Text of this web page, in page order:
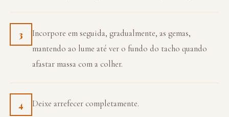
3
Incorpore em seguida, gradualmente, as gemas,
mantendo ao lume até ver o fundo do tacho quando
afastar massa com a colher.
4 Deixe arrefecer completamente.